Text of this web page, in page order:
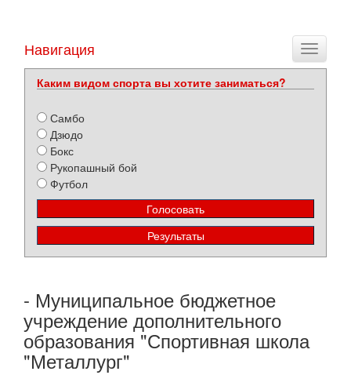
Toggle
Навигация
Каким видом спорта вы хотите заниматься?
Самбо
Дзюдо
Бокс
Рукопашный бой
Футбол
- Муниципальное бюджетное
учреждение дополнительного
образования "Спортивная школа
"Металлург"